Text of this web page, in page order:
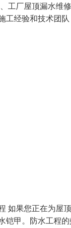
工厂屋顶漏水维
经验和技术团
如果您正在为屋
甲。防水工程